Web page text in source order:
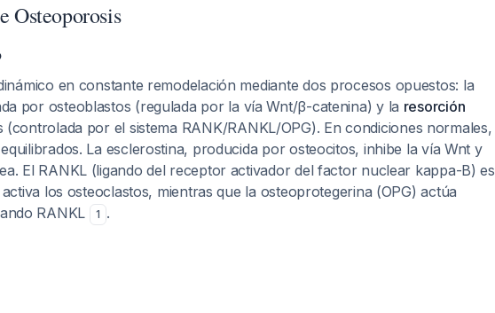
Osteoporosis
en constante remodelación mediante dos procesos opuestos: la
por osteoblastos (regulada por la vía Wnt/β-catenina) y la resorción
(controlada por el sistema RANK/RANKL/OPG). En condiciones normales,
La esclerostina, producida por osteocitos, inhibe la vía Wnt y
El RANKL (ligando del receptor activador del factor nuclear kappa-B) es
los osteoclastos, mientras que la osteoprotegerina (OPG) actúa
RANKL
1 .